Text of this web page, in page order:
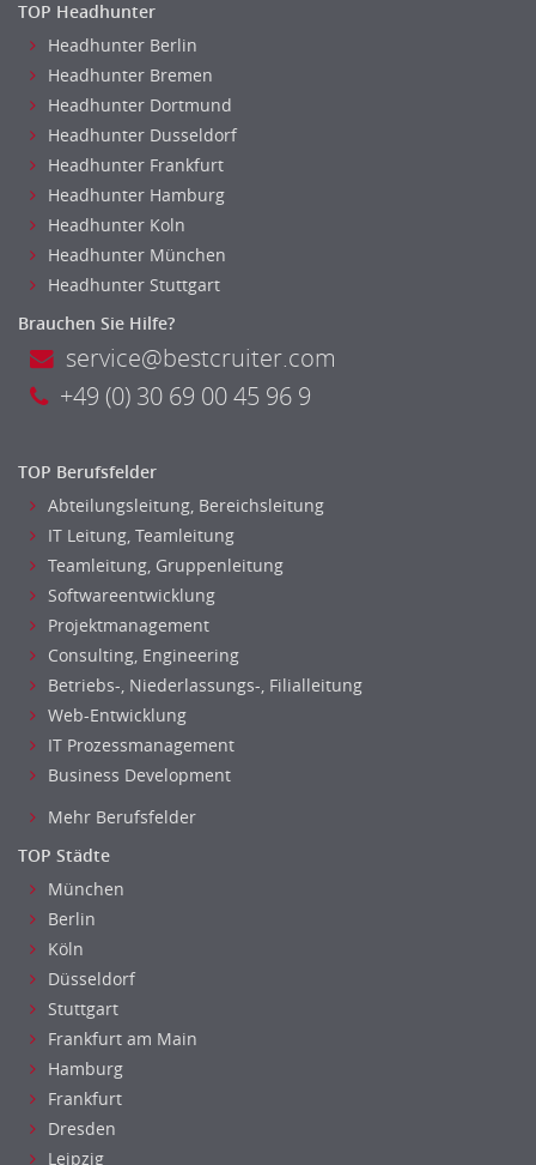
TOP Headhunter
Headhunter Berlin
Headhunter Bremen
Headhunter Dortmund
Headhunter Dusseldorf
Headhunter Frankfurt
Headhunter Hamburg
Headhunter Koln
Headhunter München
Headhunter Stuttgart
Brauchen Sie Hilfe?
service@bestcruiter.com
+49 (0) 30 69 00 45 96 9
TOP Berufsfelder
Abteilungsleitung, Bereichsleitung
IT Leitung, Teamleitung
Teamleitung, Gruppenleitung
Softwareentwicklung
Projektmanagement
Consulting, Engineering
Betriebs-, Niederlassungs-, Filialleitung
Web-Entwicklung
IT Prozessmanagement
Business Development
Mehr Berufsfelder
TOP Städte
München
Berlin
Köln
Düsseldorf
Stuttgart
Frankfurt am Main
Hamburg
Frankfurt
Dresden
Leipzig